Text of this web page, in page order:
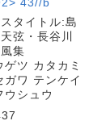
タイトル:島
弦・長谷川
集
ツ カタカミ
ガワ テンケイ
ウシュウ